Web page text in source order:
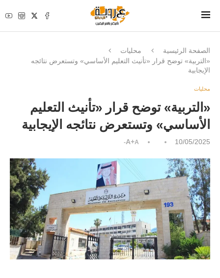
الصفحة الرئيسية
محليات
«التربية» توضح قرار «تأنيث التعليم الأساسي» وتستعرض نتائجه
الإيجابية
محليات
«التربية» توضح قرار «تأنيث التعليم
الأساسي» وتستعرض نتائجه الإيجابية
10/05/2025
A+A-